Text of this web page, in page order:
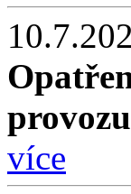
provozu
více